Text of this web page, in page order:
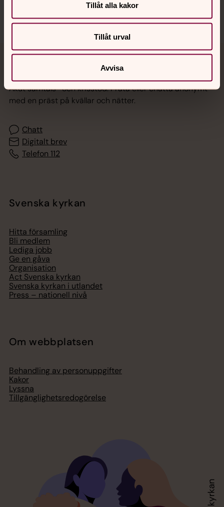
Tillåt alla kakor
Tillåt urval
Avvisa
Jourhavande präst
Akut samtals- och krisstöd. Prata eller chatta anonymt
med en präst på kvällar och nätter.
Chatt
Digitalt brev
Telefon 112
Svenska kyrkan
Hitta församling
Bli medlem
Lediga jobb
Ge en gåva
Organisation
Act Svenska kyrkan
Svenska kyrkan i utlandet
Press – nationell nivå
Om webbplatsen
Behandling av personuppgifter
Kakor
Lyssna
Tillgänglighetsredogörelse